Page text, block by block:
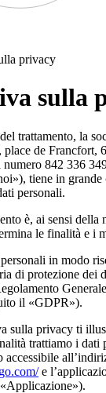
privacy
sulla
trattamento, la
place de Francfort,
842 336
tiene in grande
personali.
è, ai sensi della
le finalità e i
in modo
di protezione dei
il «GDPR»).
sulla privacy ti
trattiamo i dati
accessibile
e